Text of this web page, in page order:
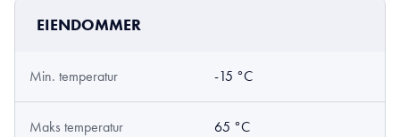
EIENDOMMER
Min. temperatur -15 °C
Maks temperatur 65 °C